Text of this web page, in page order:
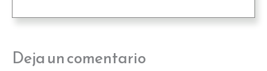
Deja un comentario